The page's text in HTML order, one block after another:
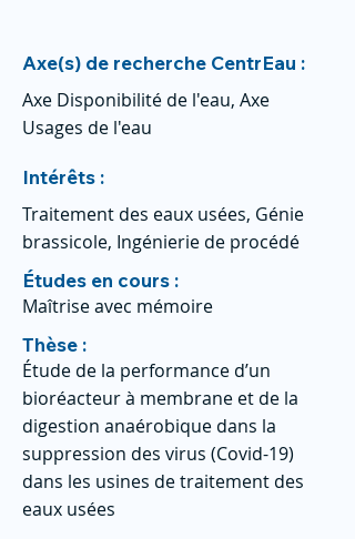
Axe(s) de recherche CentrEau :
Axe Disponibilité de l'eau, Axe
Usages de l'eau
Intérêts :
Traitement des eaux usées, Génie
brassicole, Ingénierie de procédé
Études en cours :
Maîtrise avec mémoire
Thèse :
Étude de la performance d’un
bioréacteur à membrane et de la
digestion anaérobique dans la
suppression des virus (Covid-19)
dans les usines de traitement des
eaux usées